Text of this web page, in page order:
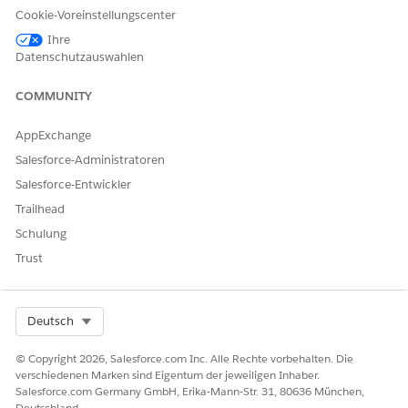
Aktivieren Sie die fortlaufende Nummerierung.
Kehren Sie zur Seite "Abrechnungseinstellungen" zurück.
Aktivieren Sie "Richtlinie für die Mandatsreihenfolge bei
gebuchten Rechnungen", um sicherzustellen, dass jeder
zugewiesen wird.
gebuchten Gutschriften", um sicherzustellen, dass jeder
gebuchten Gutschrift eine Gutschriftsnummer zugewiesen
wird.
Nachdem Sie fortlaufende Nummerierungsfunktionen
aktiviert haben, können Sie oder Ihre Benutzer von
Rechnungen konfigurieren
KONNTEN SIE IHR PROBLEM MITHILFE DIESES ARTIKELS
LÖSEN?
Geben Sie uns Feedback, damit wir uns verbessern können.
Cookie-Voreinstellungscenter
Ihre
Datenschutzauswahlen
COMMUNITY
AppExchange
Salesforce-Administratoren
Salesforce-Entwickler
Trailhead
Schulung
Trust
Deutsch
© Copyright 2026, Salesforce.com Inc. Alle Rechte vorbehalten. Die
verschiedenen Marken sind Eigentum der jeweiligen Inhaber.
Salesforce.com Germany GmbH, Erika-Mann-Str. 31, 80636 München,